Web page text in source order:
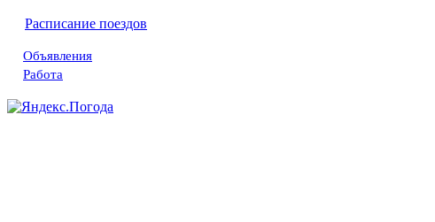
Расписание поездов
Объявления
Работа